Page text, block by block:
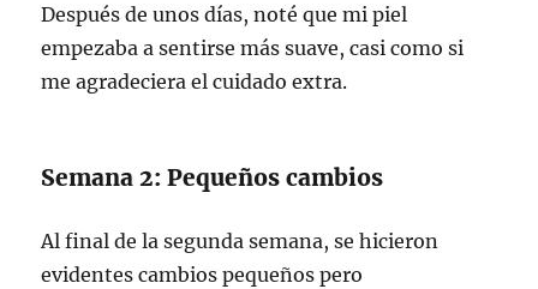
Después de unos días, noté que mi piel
empezaba a sentirse más suave, casi como si
me agradeciera el cuidado extra.
Semana 2: Pequeños cambios
Al final de la segunda semana, se hicieron
evidentes cambios pequeños pero